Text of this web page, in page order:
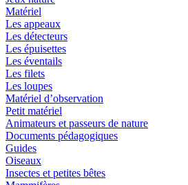
Matériel
Les appeaux
Les détecteurs
Les épuisettes
Les éventails
Les filets
Les loupes
Matériel d’observation
Petit matériel
Animateurs et passeurs de nature
Documents pédagogiques
Guides
Oiseaux
Insectes et petites bêtes